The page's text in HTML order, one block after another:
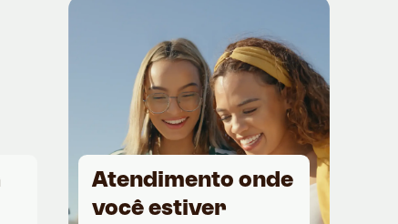
Atendimento onde
você estiver